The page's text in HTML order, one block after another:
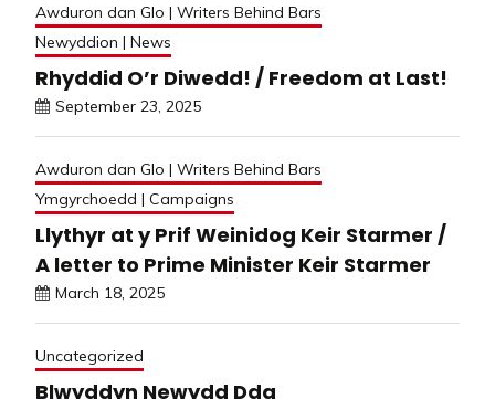
Awduron dan Glo | Writers Behind Bars
Newyddion | News
Rhyddid O’r Diwedd! / Freedom at Last!
September 23, 2025
Awduron dan Glo | Writers Behind Bars
Ymgyrchoedd | Campaigns
Llythyr at y Prif Weinidog Keir Starmer /
A letter to Prime Minister Keir Starmer
March 18, 2025
Uncategorized
Blwyddyn Newydd Dda